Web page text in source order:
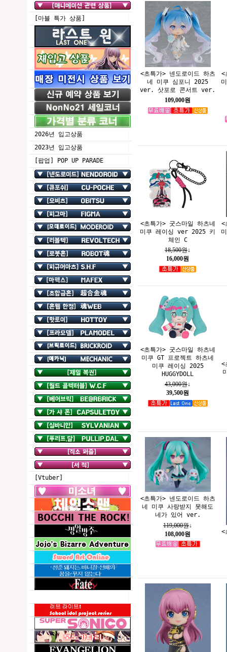
[마블 특가 상품]
2026년 입고상품
2023년 입고상품
[팝업] POP UP PARADE
[Vtuber]
<초특가> 넨도로이드 하츠
네 미쿠 심포니 2025
ver. 삿포로 콘서트 ver.
109,000원
<
<초특가> 굿스마일 하츠네
미쿠 레이싱 ver 2025 키
체인 C
18,500원↓
16,000원
<
<초특가> 굿스마일 하츠네
미쿠 GT 프로젝트 하츠네
미쿠 레이싱 2025
HUGGYDOLL
43,000원↓
39,500원
<
<초특가> 넨도로이드 하츠
네 미쿠 사랑받지 못해도
네가 있어 ver.
119,000원↓
108,000원
<